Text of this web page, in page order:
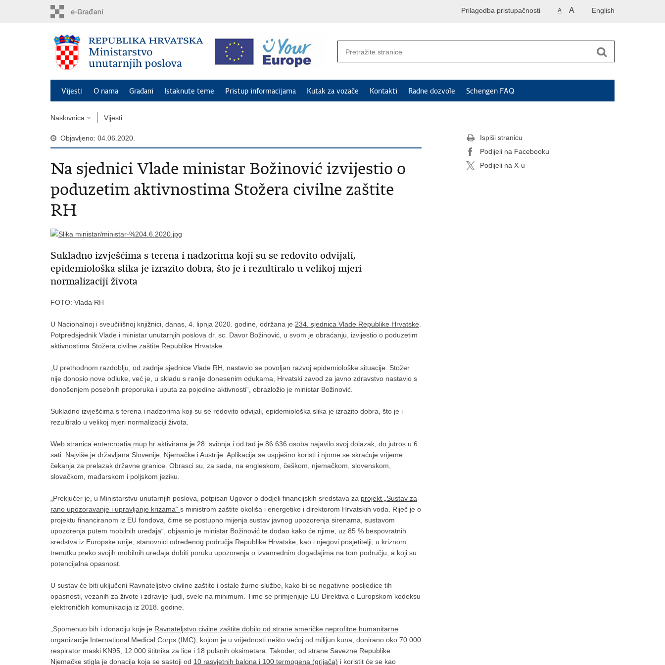
English
A A
Prilagodba pristupačnosti
Vijesti O nama Građani Istaknute teme Pristup informacijama Kutak za vozače Kontakti Radne dozvole Schengen FAQ
Naslovnica Vijesti
Objavljeno: 04.06.2020.
Na sjednici Vlade ministar Božinović izvijestio o
poduzetim aktivnostima Stožera civilne zaštite
RH
Sukladno izvješćima s terena i nadzorima koji su se redovito odvijali,
epidemiološka slika je izrazito dobra, što je i rezultiralo u velikoj mjeri
normalizaciji života
FOTO: Vlada RH
U Nacionalnoj i sveučilišnoj knjižnici, danas, 4. lipnja 2020. godine, održana je 234. sjednica Vlade Republike Hrvatske.
Potpredsjednik Vlade i ministar unutarnjih poslova dr. sc. Davor Božinović, u svom je obraćanju, izvijestio o poduzetim
aktivnostima Stožera civilne zaštite Republike Hrvatske.
„U prethodnom razdoblju, od zadnje sjednice Vlade RH, nastavio se povoljan razvoj epidemiološke situacije. Stožer
nije donosio nove odluke, već je, u skladu s ranije donesenim odukama, Hrvatski zavod za javno zdravstvo nastavio s
donošenjem posebnih preporuka i uputa za pojedine aktivnosti“, obrazložio je ministar Božinović.
Sukladno izvješćima s terena i nadzorima koji su se redovito odvijali, epidemiološka slika je izrazito dobra, što je i
rezultiralo u velikoj mjeri normalizaciji života.
Web stranica entercroatia.mup.hr aktivirana je 28. svibnja i od tad je 86.636 osoba najavilo svoj dolazak, do jutros u 6
sati. Najviše je državljana Slovenije, Njemačke i Austrije. Aplikacija se uspješno koristi i njome se skraćuje vrijeme
čekanja za prelazak državne granice. Obrasci su, za sada, na engleskom, češkom, njemačkom, slovenskom,
slovačkom, mađarskom i poljskom jeziku.
„Prekjučer je, u Ministarstvu unutarnjih poslova, potpisan Ugovor o dodjeli financijskih sredstava za projekt „Sustav za
rano upozoravanje i upravljanje krizama“ s ministrom zaštite okoliša i energetike i direktorom Hrvatskih voda. Riječ je o
projektu financiranom iz EU fondova, čime se postupno mijenja sustav javnog upozorenja sirenama, sustavom
upozorenja putem mobilnih uređaja“, objasnio je ministar Božinović te dodao kako će njime, uz 85 % bespovratnih
sredstva iz Europske unije, stanovnici određenog područja Republike Hrvatske, kao i njegovi posjetitelji, u kriznom
trenutku preko svojih mobilnih uređaja dobiti poruku upozorenja o izvanrednim događajima na tom području, a koji su
potencijalna opasnost.
U sustav će biti uključeni Ravnateljstvo civilne zaštite i ostale žurne službe, kako bi se negativne posljedice tih
opasnosti, vezanih za živote i zdravlje ljudi, svele na minimum. Time se primjenjuje EU Direktiva o Europskom kodeksu
elektroničkih komunikacija iz 2018. godine.
„Spomenuo bih i donaciju koje je Ravnateljstvo civilne zaštite dobilo od strane američke neprofitne humanitarne
organizacije International Medical Corps (IMC), kojom je u vrijednosti nešto većoj od milijun kuna, donirano oko 70.000
respirator maski KN95, 12.000 štitnika za lice i 18 pulsnih oksimetara. Također, od strane Savezne Republike
Njemačke stigla je donacija koja se sastoji od 10 rasvjetnih balona i 100 termogena (grijača) i koristit će se kao
Ispiši stranicu
Podijeli na Facebooku
Podijeli na X-u